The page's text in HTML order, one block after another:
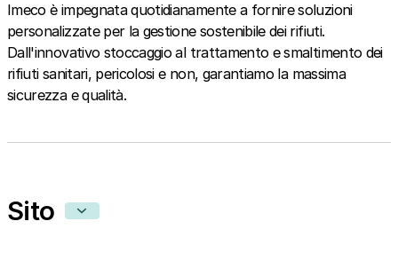
Imeco è impegnata quotidianamente a fornire soluzioni
personalizzate per la gestione sostenibile dei rifiuti.
Dall'innovativo stoccaggio al trattamento e smaltimento dei
rifiuti sanitari, pericolosi e non, garantiamo la massima
sicurezza e qualità.
Sito